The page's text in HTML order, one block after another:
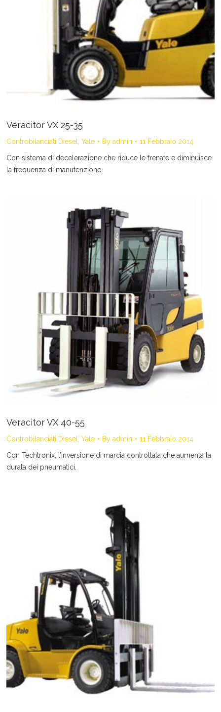
Veracitor VX 25-35
Controbilanciati Diesel Yale By admin 11 Febbraio 2014
Con sistema di decelerazione che riduce le frenate e diminuisce
la frequenza di manutenzione.
Veracitor VX 40-55
Controbilanciati Diesel Yale By admin 11 Febbraio 2014
Con Techtronix, l’inversione di marcia controllata che aumenta la
durata dei pneumatici.